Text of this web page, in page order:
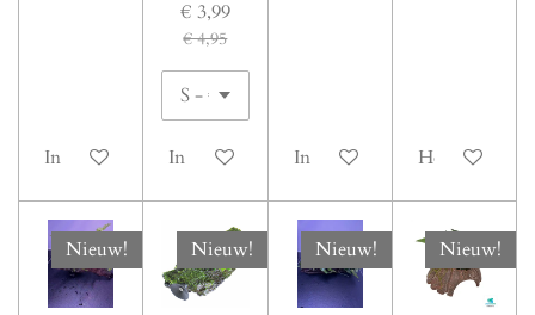
In winkelwagen
€ 3,99
€ 4,95
In winkelwagenIn winkelwagenHoud mij op
Nieuw! Nieuw! Nieuw! Nieuw!